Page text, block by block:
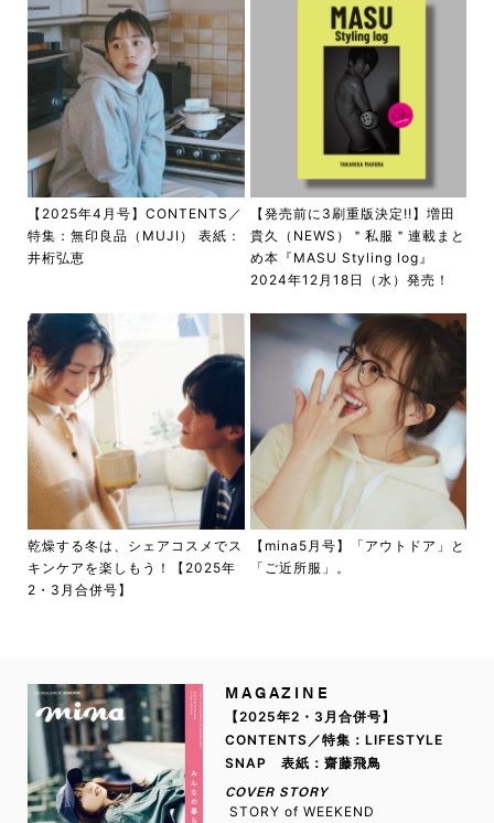
【2025年4月号】CONTENTS／
特集：無印良品（MUJI） 表紙：
井桁弘恵
【発売前に3刷重版決定!!】増田
貴久（NEWS）＂私服＂連載まと
め本『MASU Styling log』
2024年12月18日（水）発売！
乾燥する冬は、シェアコスメでス
キンケアを楽しもう！【2025年
2・3月合併号】
【mina5月号】「アウトドア」と
「ご近所服」。
MAGAZINE
【2025年2・3月合併号】
CONTENTS／特集：LIFESTYLE
SNAP 表紙：齋藤飛鳥
COVER STORY
STORY of WEEKEND